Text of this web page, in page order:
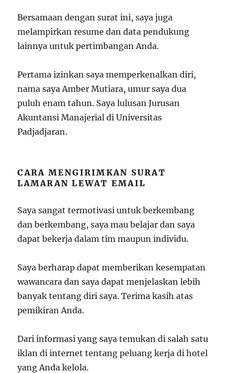
Bersamaan dengan surat ini, saya juga
melampirkan resume dan data pendukung
lainnya untuk pertimbangan Anda.
Pertama izinkan saya memperkenalkan diri,
nama saya Amber Mutiara, umur saya dua
puluh enam tahun. Saya lulusan Jurusan
Akuntansi Manajerial di Universitas
Padjadjaran.
CARA MENGIRIMKAN SURAT
LAMARAN LEWAT EMAIL
Saya sangat termotivasi untuk berkembang
dan berkembang, saya mau belajar dan saya
dapat bekerja dalam tim maupun individu.
Saya berharap dapat memberikan kesempatan
wawancara dan saya dapat menjelaskan lebih
banyak tentang diri saya. Terima kasih atas
pemikiran Anda.
Dari informasi yang saya temukan di salah satu
iklan di internet tentang peluang kerja di hotel
yang Anda kelola.